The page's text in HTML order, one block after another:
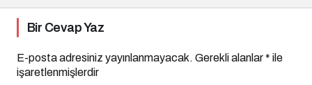
Bir Cevap Yaz
E-posta adresiniz yayınlanmayacak. Gerekli alanlar* ile
işaretlenmişlerdir